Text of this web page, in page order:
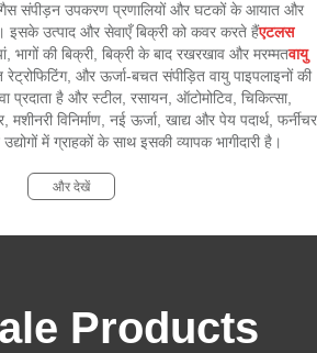
संपीड़न उपकरण प्रणालियों और घटकों के आयात और
इसके उत्पाद और सेवाएँ बिक्री को कवर करते हैंएटलस
भागों की बिक्री, बिक्री के बाद रखरखाव और मरम्मतवायु
रेट्रोफिटिंग, और ऊर्जा-बचत संपीड़ित वायु पाइपलाइनों की
प्रदाता है और स्टील, रसायन, ऑटोमोटिव, चिकित्सा,
विनिर्माण, नई ऊर्जा, खाद्य और पेय पदार्थ, फर्नीचर
में ग्राहकों के साथ इसकी व्यापक भागीदारी है।
और देखें
Products